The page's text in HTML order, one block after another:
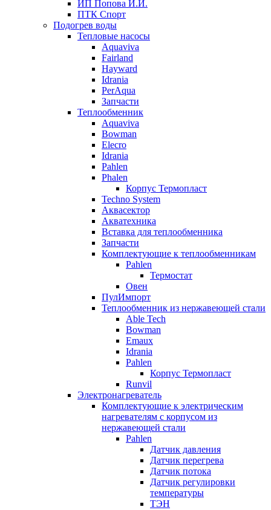
ИП Попова И.И.
ПТК Спорт
Подогрев воды
Тепловые насосы
Aquaviva
Fairland
Hayward
Idrania
PerAqua
Запчасти
Теплообменник
Aquaviva
Bowman
Elecro
Idrania
Pahlen
Phalen
Корпус Термопласт
Techno System
Аквасектор
Акватехника
Вставка для теплообменника
Запчасти
Комплектующие к теплообменникам
Pahlen
Термостат
Овен
ПулИмпорт
Теплообменник из нержавеющей стали
Able Tech
Bowman
Emaux
Idrania
Pahlen
Корпус Термопласт
Runvil
Электронагреватель
Комплектующие к электрическим
нагревателям с корпусом из
нержавеющей стали
Pahlen
Датчик давления
Датчик перегрева
Датчик потока
Датчик регулировки
температуры
ТЭН